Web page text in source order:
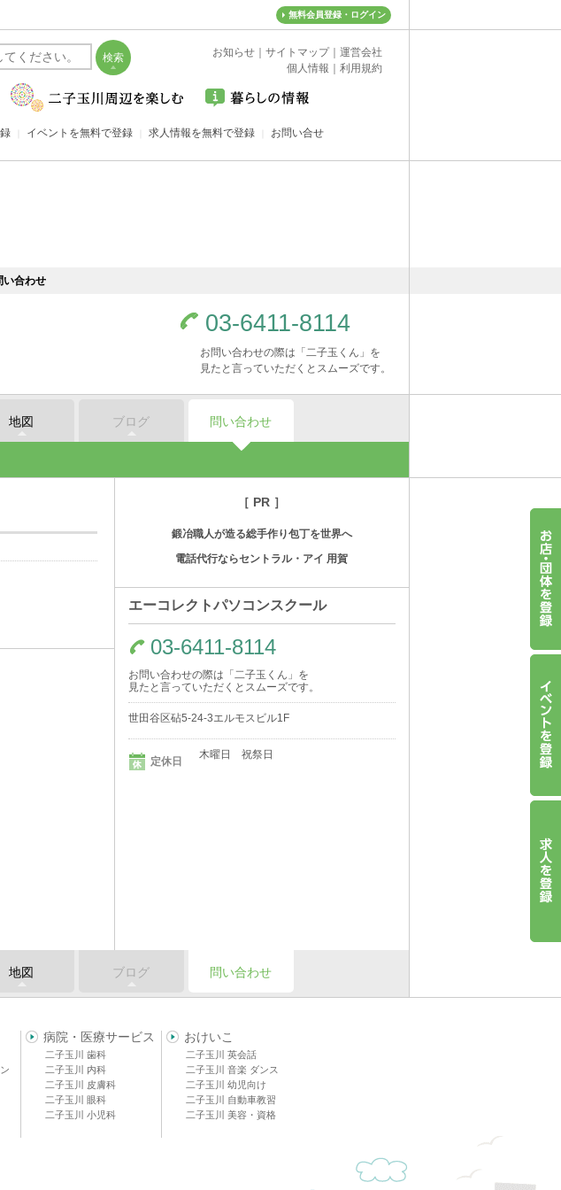
無料会員登録・ログイン
い合わせ
03-6411-8114
お問い合わせの際は「二子玉くん」を
見たと言っていただくとスムーズです。
地図 ブログ 問い合わせ
［ PR ］
鍛冶職人が造る総手作り包丁を世界へ
電話代行ならセントラル・アイ 用賀
エーコレクトパソコンスクール
03-6411-8114
お問い合わせの際は「二子玉くん」を
見たと言っていただくとスムーズです。
世田谷区砧5-24-3エルモスビル1F
定休日
木曜日 祝祭日
地図 ブログ 問い合わせ
病院・医療サービス
二子玉川 歯科
二子玉川 内科
二子玉川 皮膚科
二子玉川 眼科
二子玉川 小児科
おけいこ
二子玉川 英会話
二子玉川 音楽 ダンス
二子玉川 幼児向け
二子玉川 自動車教習
二子玉川 美容・資格
お知らせ サイトマップ｜ 運営会社
個人情報
利用規約
イベントを無料で登録 求人情報を無料で登録 お問い合せ